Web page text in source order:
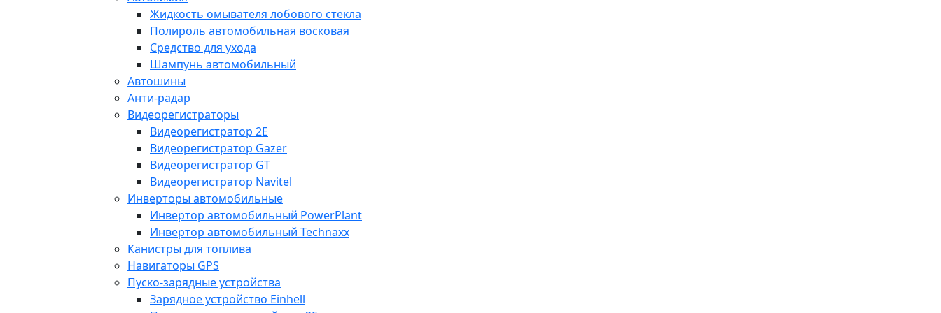
Жидкость омывателя лобового стекла
Полироль автомобильная восковая
Средство для ухода
Шампунь автомобильный
Автошины
Анти-радар
Видеорегистраторы
Видеорегистратор 2E
Видеорегистратор Gazer
Видеорегистратор GT
Видеорегистратор Navitel
Инверторы автомобильные
Инвертор автомобильный PowerPlant
Инвертор автомобильный Technaxx
Канистры для топлива
Навигаторы GPS
Пуско-зарядные устройства
Зарядное устройство Einhell